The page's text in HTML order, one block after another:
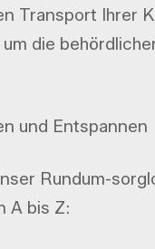
Transport Ihrer
die
und Entspannen
Rundum-
A bis Z: